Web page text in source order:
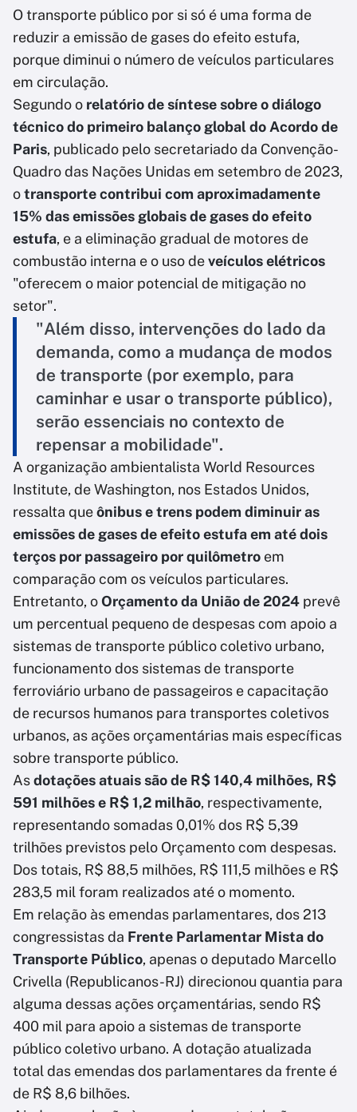
O transporte público por si só é uma forma de
reduzir a emissão de gases do efeito estufa,
porque diminui o número de veículos particulares
em circulação.
Segundo o relatório de síntese sobre o diálogo
técnico do primeiro balanço global do Acordo de
Paris, publicado pelo secretariado da Convenção-
Quadro das Nações Unidas em setembro de 2023,
otransporte contribui com aproximadamente
15% das emissões globais de gases do efeito
estufa, e a eliminação gradual de motores de
combustão interna e o uso deveículos elétricos
"oferecem o maior potencial de mitigação no
setor".
"Além disso, intervenções do lado da
demanda, como a mudança de modos
de transporte (por exemplo, para
caminhar e usar o transporte público),
serão essenciais no contexto de
repensar a mobilidade".
A organização ambientalista World Resources
Institute, de Washington, nos Estados Unidos,
ressalta queônibus e trens podem diminuir as
emissões de gases de efeito estufa em até dois
terços por passageiro por quilômetro em
comparação com os veículos particulares.
Entretanto, oOrçamento da União de 2024 prevê
um percentual pequeno de despesas com apoio a
sistemas de transporte público coletivo urbano,
funcionamento dos sistemas de transporte
ferroviário urbano de passageiros e capacitação
de recursos humanos para transportes coletivos
urbanos, as ações orçamentárias mais específicas
sobre transporte público.
Asdotações atuais são de R$ 140,4 milhões, R$
591 milhões e R$ 1,2 milhão, respectivamente,
representando somadas 0,01% dos R$ 5,39
trilhões previstos pelo Orçamento com despesas.
Dos totais, R$ 88,5 milhões, R$ 111,5 milhões e R$
283,5 mil foram realizados até o momento.
Em relação às emendas parlamentares, dos 213
congressistas da Frente Parlamentar Mista do
Transporte Público, apenas o deputado Marcello
Crivella (Republicanos-RJ) direcionou quantia para
alguma dessas ações orçamentárias, sendo R$
400 mil para apoio a sistemas de transporte
público coletivo urbano. A dotação atualizada
total das emendas dos parlamentares da frente é
de R$ 8,6 bilhões.